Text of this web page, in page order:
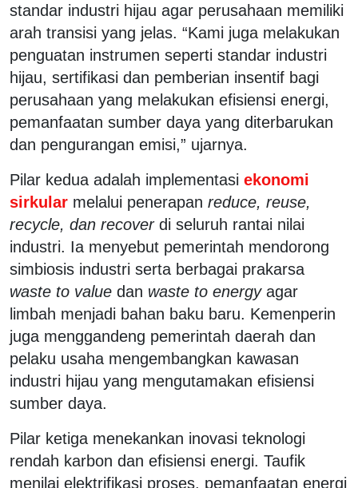
standar industri hijau agar perusahaan memiliki
arah transisi yang jelas. “Kami juga melakukan
penguatan instrumen seperti standar industri
hijau, sertifikasi dan pemberian insentif bagi
perusahaan yang melakukan efisiensi energi,
pemanfaatan sumber daya yang diterbarukan
dan pengurangan emisi,” ujarnya.
Pilar kedua adalah implementasi ekonomi
sirkular melalui penerapan reduce, reuse,
recycle, dan recoverdi seluruh rantai nilai
industri. Ia menyebut pemerintah mendorong
simbiosis industri serta berbagai prakarsa
waste to value dan waste to energyagar
limbah menjadi bahan baku baru. Kemenperin
juga menggandeng pemerintah daerah dan
pelaku usaha mengembangkan kawasan
industri hijau yang mengutamakan efisiensi
sumber daya.
Pilar ketiga menekankan inovasi teknologi
rendah karbon dan efisiensi energi. Taufik
menilai elektrifikasi proses, pemanfaatan energi